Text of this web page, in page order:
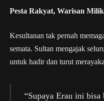
Pesta Rakyat, Warisan Milik
Kesultanan tak pernah
semata. Sultan mengajak
untuk hadir dan turut
“Supaya Erau ini bisa